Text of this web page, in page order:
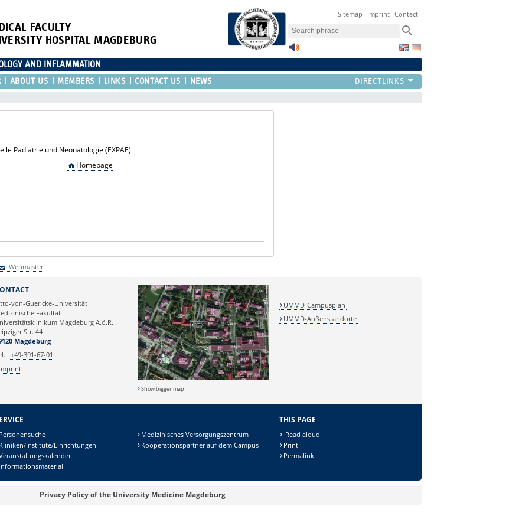
FACULTY
HOSPITAL MAGDEBURG
Sitemap Imprint Contact
AND INFLAMMATION
ABOUT US MEMBERS LINKS CONTACT US NEWS
Pädiatrie und Neonatologie (EXPAE)
Homepage
Webmaster
von-Guericke-Universität
Fakultät
Magdeburg A.ö.R.
Str. 44
Magdeburg
+49-391-67-01
Imprint
Show bigger map
UMMD-Campusplan
UMMD-Außenstandorte
Personensuche
Kliniken/Institute/Einrichtungen
Informationsmaterial
Medizinisches Versorgungszentrum
Kooperationspartner auf dem Campus
THIS PAGE
Read aloud
Print
Permalink
Privacy Policy of the University Medicine Magdeburg